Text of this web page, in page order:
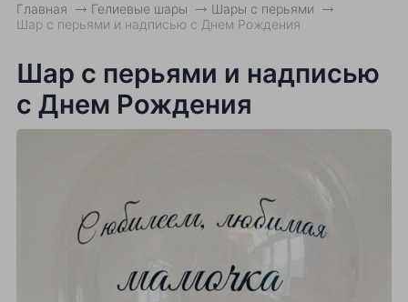
Главная Гелиевые шары
Шары с перьями
Шар с перьями и надписью с Днем Рождения
Шар с перьями и надписью
с Днем Рождения